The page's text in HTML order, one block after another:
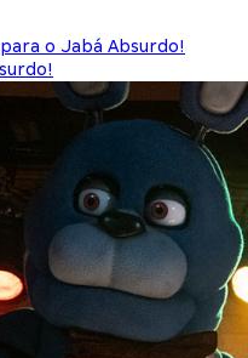
o Jabá Absurdo!